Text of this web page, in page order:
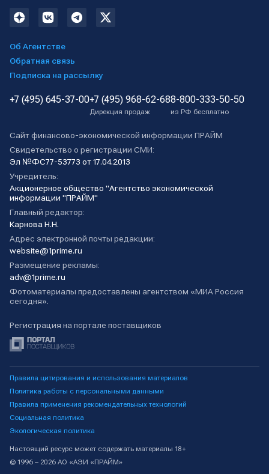
Об Агентстве
Обратная связь
Подписка на рассылку
+7 (495) 645-37-00+7 (495) 968-62-68
Дирекция продаж
8-800-333-50-50
из РФ бесплатно
Сайт финансово-экономической информации ПРАЙМ
Свидетельство о регистрации СМИ:
Эл №ФС77-53773 от 17.04.2013
Учредитель:
Акционерное общество "Агентство экономической
информации "ПРАЙМ"
Главный редактор:
Карнова Н.Н.
Адрес электронной почты редакции:
website@1prime.ru
Размещение рекламы:
adv@1prime.ru
Фотоматериалы предоставлены агентством «МИА Россия
сегодня».
Регистрация на портале поставщиков
Правила цитирования и использования материалов
Политика работы с персональными данными
Правила применения рекомендательных технологий
Социальная политика
Экологическая политика
Настоящий ресурс может содержать материалы 18+
© 1996 – 2026 АО «АЭИ «ПРАЙМ»